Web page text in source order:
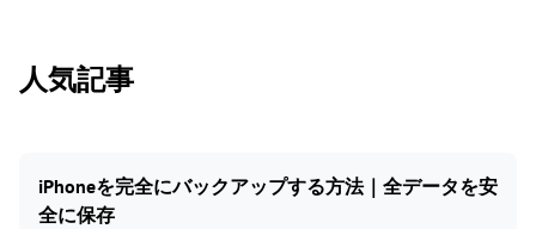
人気記事
iPhoneを完全にバックアップする方法｜全データを安
全に保存